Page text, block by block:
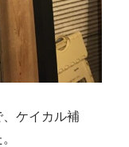
ケイカル補